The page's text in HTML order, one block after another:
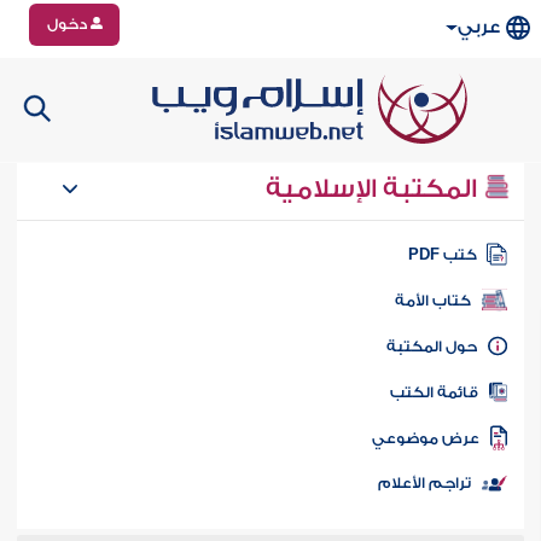
عربي دخول
المكتبة الإسلامية
كتب PDF
كتاب الأمة
المكتبة
الكتب
موضوعي